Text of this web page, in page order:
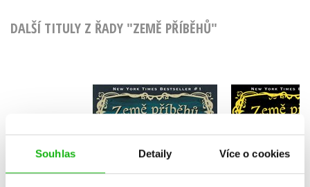
Souhlas Detaily Více o cookies
DALŠÍ TITULY Z ŘADY "ZEMĚ PŘÍBĚHŮ"
Země příběhů -
Země